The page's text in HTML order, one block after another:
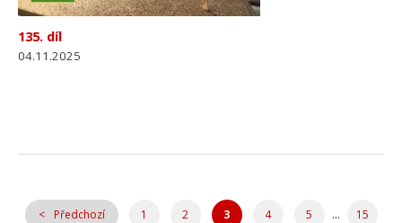
135. díl
04.11.2025
Předchozí 1 2 3 4 5 ... 15